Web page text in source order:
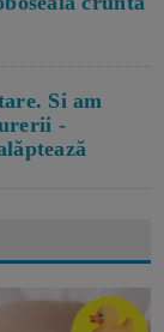
Si am
-